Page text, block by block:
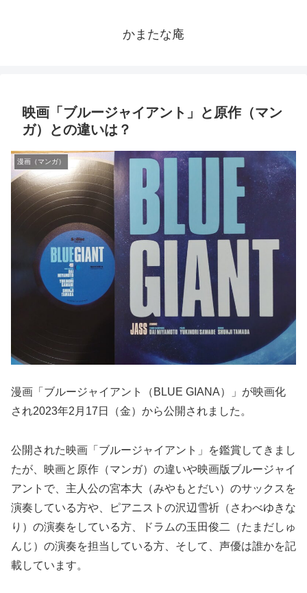
かまたな庵
映画「ブルージャイアント」と原作（マン
ガ）との違いは？
漫画（マンガ）
漫画「ブルージャイアント（BLUE GIANA）」が映画化
され2023年2月17日（金）から公開されました。
公開された映画「ブルージャイアント」を鑑賞してきまし
たが、映画と原作（マンガ）の違いや映画版ブルージャイ
アントで、主人公の宮本大（みやもとだい）のサックスを
演奏している方や、ピアニストの沢辺雪祈（さわべゆきな
り）の演奏をしている方、ドラムの玉田俊二（たまだしゅ
んじ）の演奏を担当している方、そして、声優は誰かを記
載しています。